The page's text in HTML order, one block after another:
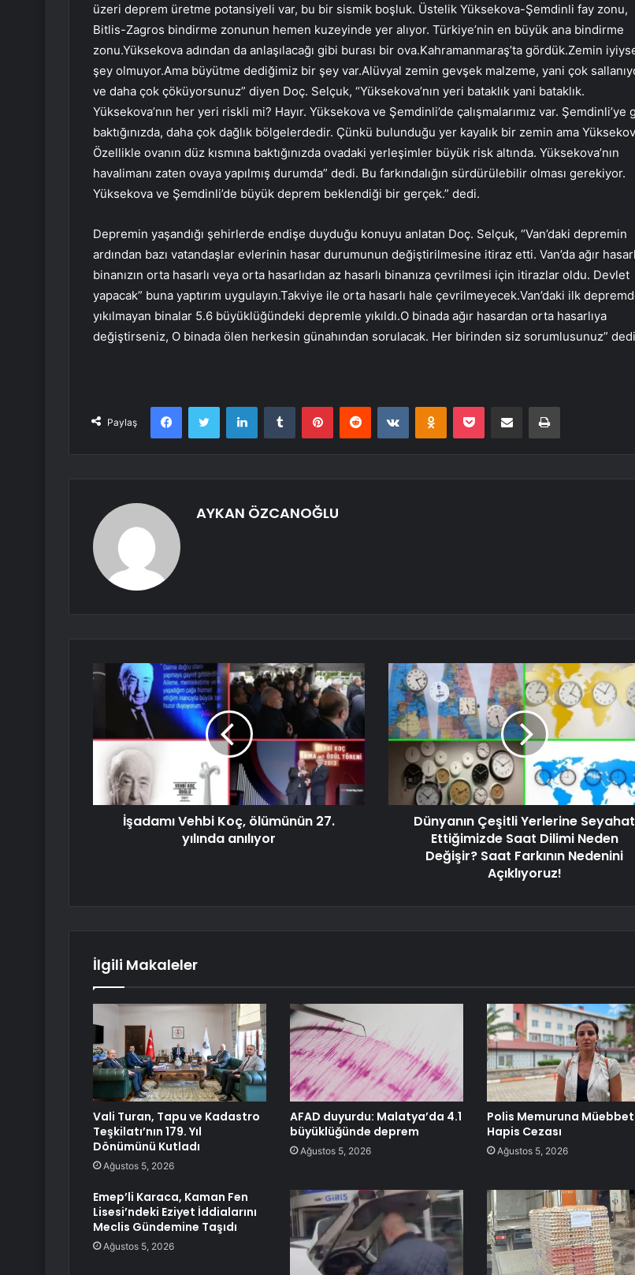
üzeri deprem üretme potansiyeli var, bu bir sismik boşluk. Üstelik Yüksekova-Şemdinli fay zonu,
Bitlis-Zagros bindirme zonunun hemen kuzeyinde yer alıyor. Türkiye’nin en büyük ana bindirme
zonu.Yüksekova adından da anlaşılacağı gibi burası bir ova.Kahramanmaraş’ta gördük.Zemin
şey olmuyor.Ama büyütme dediğimiz bir şey var.Alüvyal zemin gevşek malzeme, yani çok
ve daha çok çöküyorsunuz” diyen Doç. Selçuk, “Yüksekova’nın yeri bataklık yani bataklık.
Yüksekova’nın her yeri riskli mi? Hayır. Yüksekova ve Şemdinli’de çalışmalarımız var. Şemdinli’ye
baktığınızda, daha çok dağlık bölgelerdedir. Çünkü bulunduğu yer kayalık bir zemin ama
Özellikle ovanın düz kısmına baktığınızda ovadaki yerleşimler büyük risk altında. Yüksekova’nın
havalimanı zaten ovaya yapılmış durumda” dedi. Bu farkındalığın sürdürülebilir olması gerekiyor.
Yüksekova ve Şemdinli’de büyük deprem beklendiği bir gerçek.” dedi.
Depremin yaşandığı şehirlerde endişe duyduğu konuyu anlatan Doç. Selçuk, “Van’daki depremin
ardından bazı vatandaşlar evlerinin hasar durumunun değiştirilmesine itiraz etti. Van’da ağır
binanızın orta hasarlı veya orta hasarlıdan az hasarlı binanıza çevrilmesi için itirazlar oldu. Devlet
yapacak” buna yaptırım uygulayın.Takviye ile orta hasarlı hale çevrilmeyecek.Van’daki ilk
yıkılmayan binalar 5.6 büyüklüğündeki depremle yıkıldı.O binada ağır hasardan orta hasarlıya
değiştirseniz, O binada ölen herkesin günahından sorulacak. Her birinden siz sorumlusunuz”
Paylaş
FacebookTwitter LinkedInTumblr PinterestReddit VKontakteOdnoklassniki
Pocket E-Posta ile paylaş Yazdır
AYKAN ÖZCANOĞLU
İşadamı Vehbi Koç, ölümünün 27.
yılında anılıyor
Dünyanın Çeşitli Yerlerine Seyahat
Ettiğimizde Saat Dilimi Neden
Değişir? Saat Farkının Nedenini
Açıklıyoruz!
İlgili Makaleler
Vali Turan, Tapu ve Kadastro
Teşkilatı’nın 179. Yıl
Dönümünü Kutladı
Ağustos 5, 2026
AFAD duyurdu: Malatya’da 4.1
büyüklüğünde deprem
Ağustos 5, 2026
Polis Memuruna Müebbet
Hapis Cezası
Ağustos 5, 2026
Emep’li Karaca, Kaman Fen
Lisesi’ndeki Eziyet İddialarını
Meclis Gündemine Taşıdı
Ağustos 5, 2026